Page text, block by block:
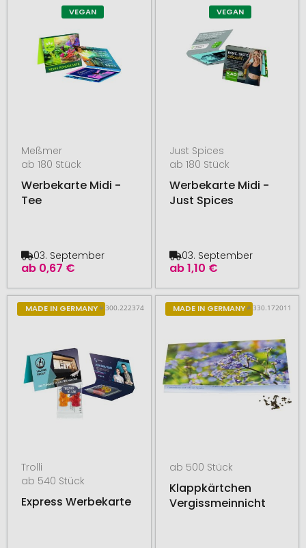
VEGAN
Meßmer
ab 180 Stück
Werbekarte Midi -
Tee
ab 0,67 €
03. September
VEGAN
Just Spices
ab 180 Stück
Werbekarte Midi -
Just Spices
ab1,10 €
03. September
MADE IN GERMANY# 300.222374
Trolli
ab 540 Stück
Express Werbekarte
MADE IN GERMANY# 330.172011
ab 500 Stück
Klappkärtchen
Vergissmeinnicht